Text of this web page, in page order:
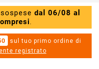
dal 06/08 al
.
sul tuo primo ordine di
registrato